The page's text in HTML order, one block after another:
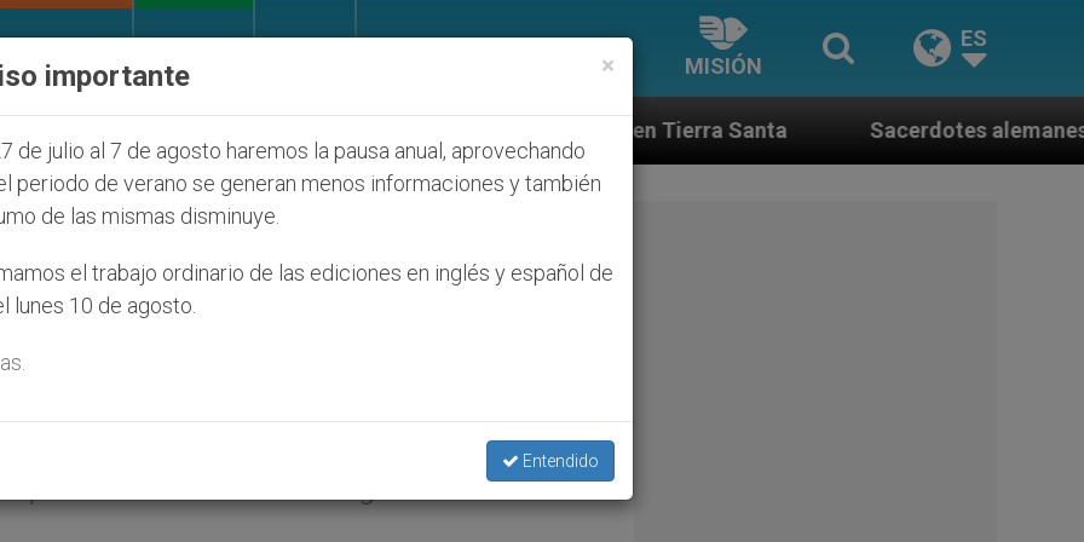
MISIÓN
ES
judíos que afecta a cristianos (y no sólo) en Tierra Santa Sacerdotes alemanes fieles al Papa
la oración por la paz del
(
).- Las palabras del Papa se
por el tenor Plácido Domingo.
×
importante
de julio al 7 de agosto haremos la pausa anual, aprovechando
periodo de verano se generan menos informaciones y también
de las mismas disminuye.
el trabajo ordinario de las ediciones en inglés y español de
lunes 10 de agosto.
Entendido